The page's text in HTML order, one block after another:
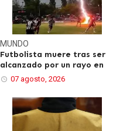
MUNDO
Futbolista muere tras ser
alcanzado por un rayo en
07 agosto, 2026